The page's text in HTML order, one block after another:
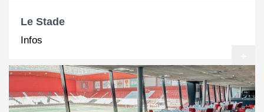
Le Stade
Infos